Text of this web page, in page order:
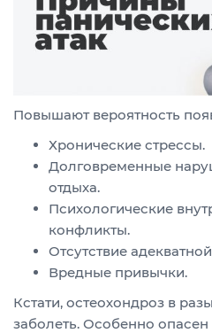
Повышают вероятность
Хронические стрессы.
Долговременные
отдыха.
Психологические
конфликты.
Отсутствие
Вредные привычки.
Кстати, остеохондроз в
заболеть. Особенно